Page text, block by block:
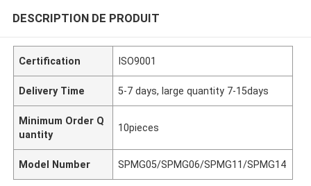
DESCRIPTION DE PRODUIT
Certification ISO9001
Delivery Time 5-7 days, large quantity 7-15days
Minimum Order Q
uantity
10pieces
Model Number SPMG05/SPMG06/SPMG11/SPMG14